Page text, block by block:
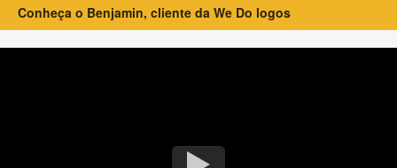
Conheça o Benjamin, cliente da We Do logos